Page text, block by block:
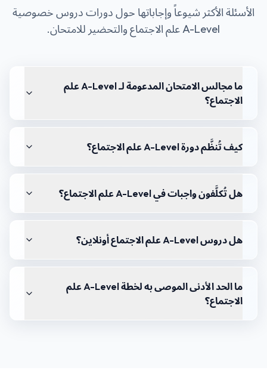
الأسئلة الأكثر شيوعاً وإجاباتها حول دورات دروس خصوصية
A-Level علم الاجتماع
والتحضير للامتحان.
ما مجالس الامتحان المدعومة لـ A-Level علم
الاجتماع؟
كيف تُنظَّم دورة A-Level علم الاجتماع؟
هل تُكلَّفون واجبات في A-Level علم الاجتماع؟
هل دروس A-Level علم الاجتماع أونلاين؟
ما الحد الأدنى الموصى به لخطة A-Level علم
الاجتماع؟